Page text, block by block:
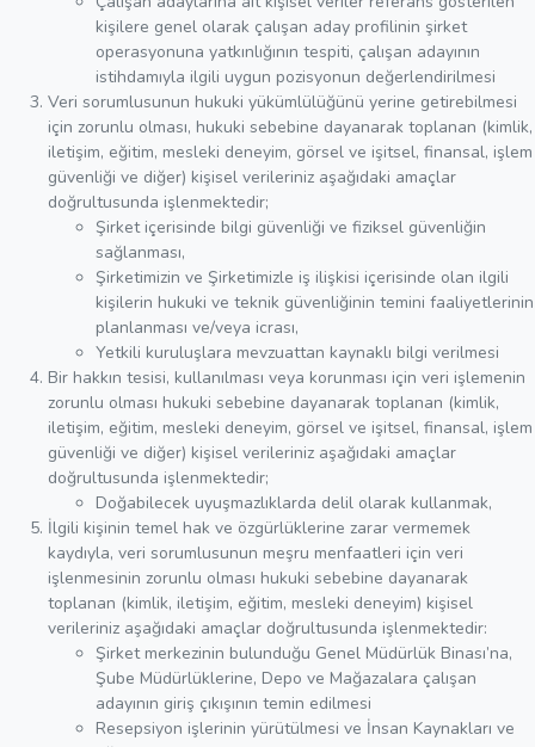
kişilere genel olarak çalışan aday profilinin şirket
operasyonuna yatkınlığının tespiti, çalışan adayının
istihdamıyla ilgili uygun pozisyonun değerlendirilmesi
Veri sorumlusunun hukuki yükümlülüğünü yerine getirebilmesi
için zorunlu olması, hukuki sebebine dayanarak toplanan (kimlik,
iletişim, eğitim, mesleki deneyim, görsel ve işitsel, finansal, işlem
güvenliği ve diğer) kişisel verileriniz aşağıdaki amaçlar
doğrultusunda işlenmektedir;
Şirket içerisinde bilgi güvenliği ve fiziksel güvenliğin
sağlanması,
Şirketimizin ve Şirketimizle iş ilişkisi içerisinde olan ilgili
kişilerin hukuki ve teknik güvenliğinin temini faaliyetlerinin
planlanması ve/veya icrası,
Yetkili kuruluşlara mevzuattan kaynaklı bilgi verilmesi
Bir hakkın tesisi, kullanılması veya korunması için veri işlemenin
zorunlu olması hukuki sebebine dayanarak toplanan (kimlik,
iletişim, eğitim, mesleki deneyim, görsel ve işitsel, finansal, işlem
güvenliği ve diğer) kişisel verileriniz aşağıdaki amaçlar
doğrultusunda işlenmektedir;
Doğabilecek uyuşmazlıklarda delil olarak kullanmak,
İlgili kişinin temel hak ve özgürlüklerine zarar vermemek
kaydıyla, veri sorumlusunun meşru menfaatleri için veri
işlenmesinin zorunlu olması hukuki sebebine dayanarak
toplanan (kimlik, iletişim, eğitim, mesleki deneyim) kişisel
verileriniz aşağıdaki amaçlar doğrultusunda işlenmektedir:
Şirket merkezinin bulunduğu Genel Müdürlük Binası’na,
Şube Müdürlüklerine, Depo ve Mağazalara çalışan
adayının giriş çıkışının temin edilmesi
Resepsiyon işlerinin yürütülmesi ve İnsan Kaynakları ve